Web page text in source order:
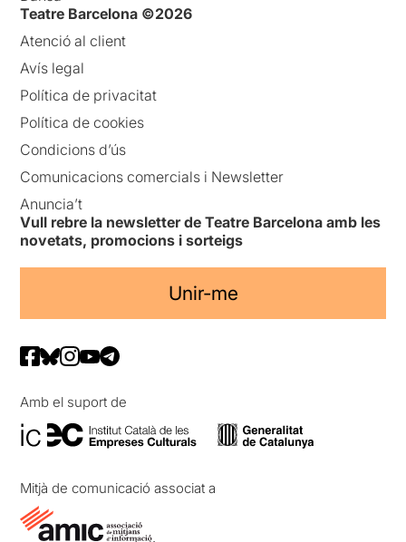
Teatre Barcelona ©2026
Atenció al client
Avís legal
Política de privacitat
Política de cookies
Condicions d’ús
Comunicacions comercials i Newsletter
Anuncia’t
Vull rebre la newsletter de Teatre Barcelona amb les
novetats, promocions i sorteigs
Unir-me
Amb el suport de
Mitjà de comunicació associat a